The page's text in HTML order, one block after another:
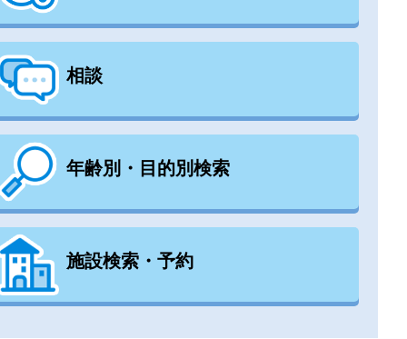
相談
年齢別・目的別検索
施設検索・予約